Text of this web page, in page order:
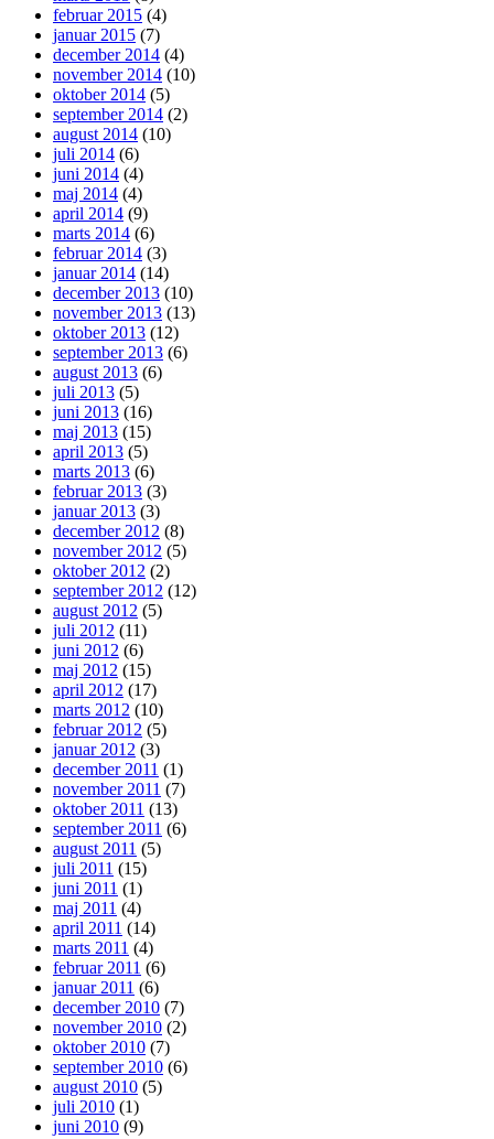
februar 2015 (4)
januar 2015 (7)
december 2014 (4)
november 2014 (10)
oktober 2014 (5)
september 2014 (2)
august 2014 (10)
juli 2014 (6)
juni 2014 (4)
maj 2014 (4)
april 2014 (9)
marts 2014 (6)
februar 2014 (3)
januar 2014 (14)
december 2013 (10)
november 2013 (13)
oktober 2013 (12)
september 2013 (6)
august 2013 (6)
juli 2013 (5)
juni 2013 (16)
maj 2013 (15)
april 2013 (5)
marts 2013 (6)
februar 2013 (3)
januar 2013 (3)
december 2012 (8)
november 2012 (5)
oktober 2012 (2)
september 2012 (12)
august 2012 (5)
juli 2012 (11)
juni 2012 (6)
maj 2012 (15)
april 2012 (17)
marts 2012 (10)
februar 2012 (5)
januar 2012 (3)
december 2011 (1)
november 2011 (7)
oktober 2011 (13)
september 2011 (6)
august 2011 (5)
juli 2011 (15)
juni 2011 (1)
maj 2011 (4)
april 2011 (14)
marts 2011 (4)
februar 2011 (6)
januar 2011 (6)
december 2010 (7)
november 2010 (2)
oktober 2010 (7)
september 2010 (6)
august 2010 (5)
juli 2010 (1)
juni 2010 (9)